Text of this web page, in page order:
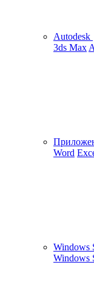
Autodesk
3ds Max
Word
Windows
Windows